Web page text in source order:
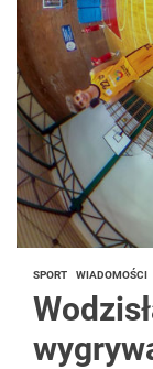
SPORT WIADOMOŚCI